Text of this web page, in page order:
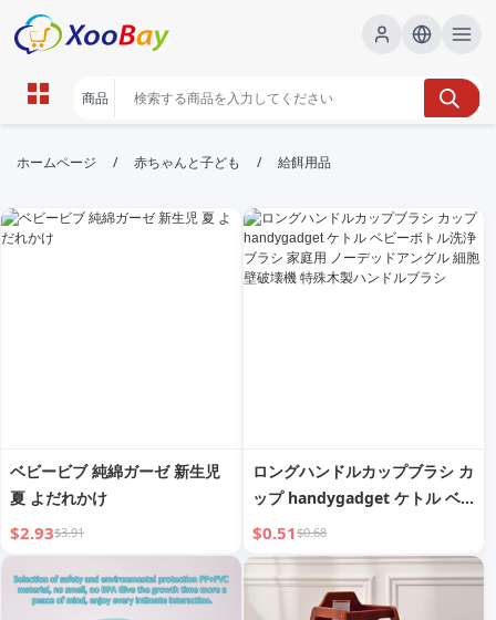
給餌用品 | XOOBAY B2B/B2C
給餌用品,釣り,フィッシング,用品, wholesale 給餌用
給餌用品の選び方と使い方を詳しく解説する
ホームページ / 赤ちゃんと子ども / 給餌用品
ベビービブ 純綿ガーゼ 新生児
夏 よだれかけ
$2.93$3.91
ロングハンドルカップブラシ カ
ップ handygadget ケトル ベ
ビーボトル洗浄ブラシ 家庭用
ノーデッドアングル 細胞壁破壊
機 特殊木製ハンドルブラシ
$0.51$0.68